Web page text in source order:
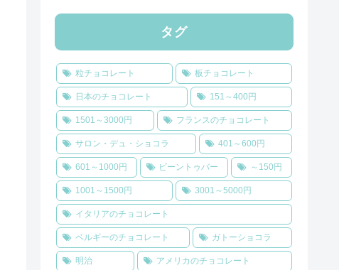
タグ
粒チョコレート 板チョコレート
日本のチョコレート 151～400円
1501～3000円 フランスのチョコレート
サロン・デュ・ショコラ 401～600円
601～1000円 ビーントゥバー ～150円
1001～1500円 3001～5000円
イタリアのチョコレート
ベルギーのチョコレート ガトーショコラ
明治 アメリカのチョコレート